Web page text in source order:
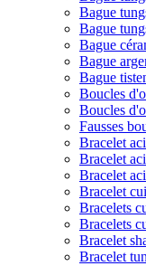
Bague
Bague
Bague
Bague
Bague
Boucles
Boucles
Fausses
Bracelet
Bracelet
Bracelet
Bracelet
Bracelets
Bracelets
Bracelet
Bracelet